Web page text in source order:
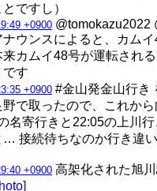
ですし）
+0900 @tomokazu2022
ナウンスによると、カム
来カムイ48号が運転され
です
+0900 #金山発金山行き
で取ったので、これから
名寄行きと22:05の上川
… 接続待ちなのか行き違
+0900 高架化された旭